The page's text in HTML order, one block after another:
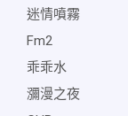
迷情噴霧
Fm2
乖乖水
瀰漫之夜